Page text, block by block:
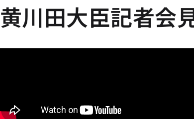
黄川田大臣記者会